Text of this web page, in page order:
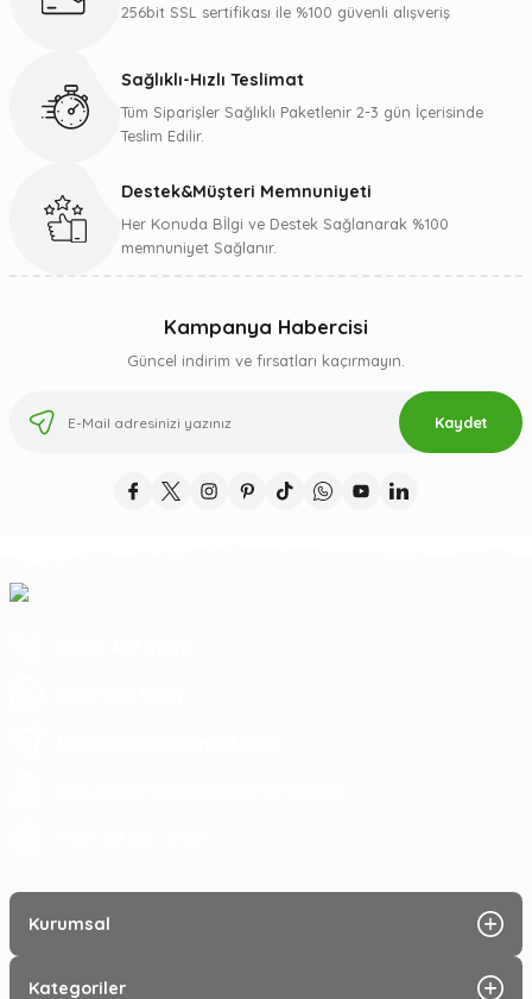
256bit SSL sertifikası ile %100 güvenli alışveriş
Sağlıklı-Hızlı Teslimat
Tüm Siparişler Sağlıklı Paketlenir 2-3 gün İçerisinde
Teslim Edilir.
Destek&Müşteri Memnuniyeti
Her Konuda Bİlgi ve Destek Sağlanarak %100
memnuniyet Sağlanır.
Kampanya Habercisi
Güncel indirim ve fırsatları kaçırmayın.
Kaydet
Kurumsal
Kategoriler